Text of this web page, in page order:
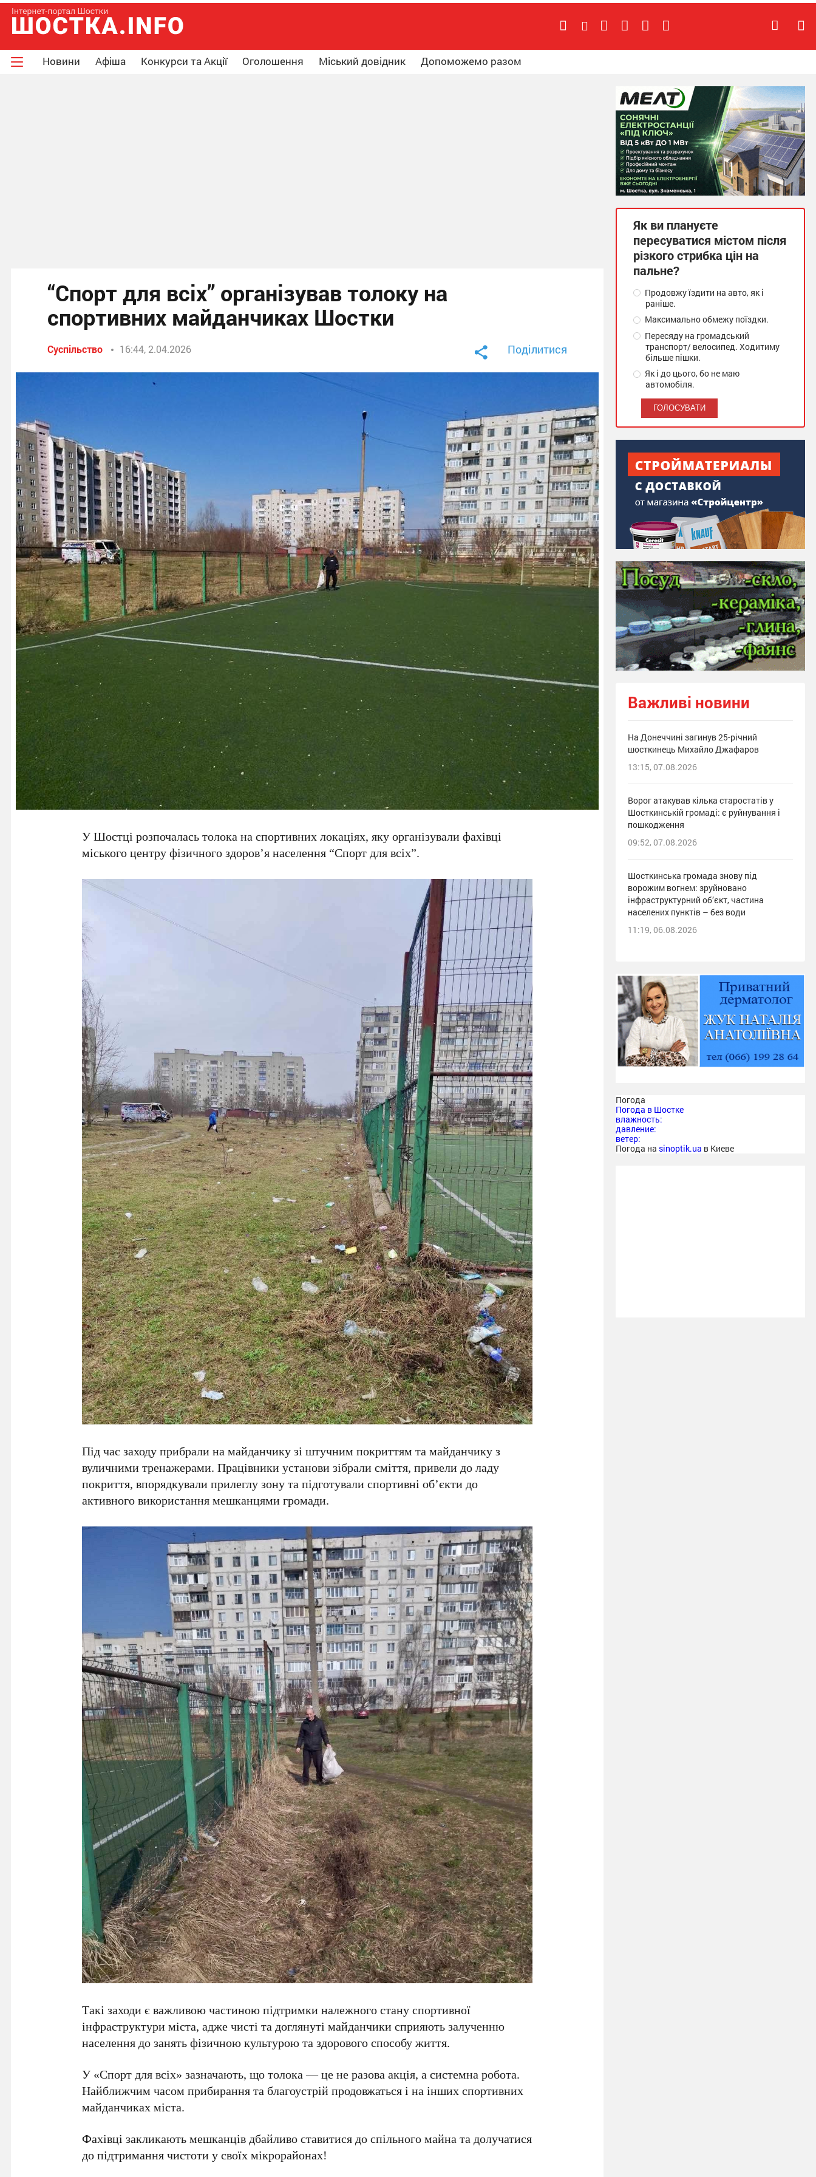
Новини Афіша Конкурси та Акції Оголошення Міський довідник Допоможемо разом
“Спорт для всіх” організував толоку на
спортивних майданчиках Шостки
Суспільство 16:44, 2.04.2026 Поділитися
У Шостці розпочалась толока на спортивних локаціях, яку організували фахівці
міського центру фізичного здоров’я населення “Спорт для всіх”.
Під час заходу прибрали на майданчику зі штучним покриттям та майданчику з
вуличними тренажерами. Працівники установи зібрали сміття, привели до ладу
покриття, впорядкували прилеглу зону та підготували спортивні об’єкти до
активного використання мешканцями громади.
Такі заходи є важливою частиною підтримки належного стану спортивної
інфраструктури міста, адже чисті та доглянуті майданчики сприяють залученню
населення до занять фізичною культурою та здорового способу життя.
У «Спорт для всіх» зазначають, що толока — це не разова акція, а системна робота.
Найближчим часом прибирання та благоустрій продовжаться і на інших спортивних
майданчиках міста.
Фахівці закликають мешканців дбайливо ставитися до спільного майна та долучатися
до підтримання чистоти у своїх мікрорайонах!
Як ви плануєте
пересуватися містом після
різкого стрибка цін на
пальне?
Продовжу їздити на авто, як і
раніше.
Максимально обмежу поїздки.
Пересяду на громадський
транспорт/ велосипед. Ходитиму
більше пішки.
Як і до цього, бо не маю
автомобіля.
Важливі новини
На Донеччині загинув 25-річний
шосткинець Михайло Джафаров
13:15, 07.08.2026
Ворог атакував кілька старостатів у
Шосткинській громаді: є руйнування і
пошкодження
09:52, 07.08.2026
Шосткинська громада знову під
ворожим вогнем: зруйновано
інфраструктурний об’єкт, частина
населених пунктів – без води
11:19, 06.08.2026
Погода
Погода в Шостке
влажность:
давление:
ветер:
Погода на sinoptik.ua в Киеве